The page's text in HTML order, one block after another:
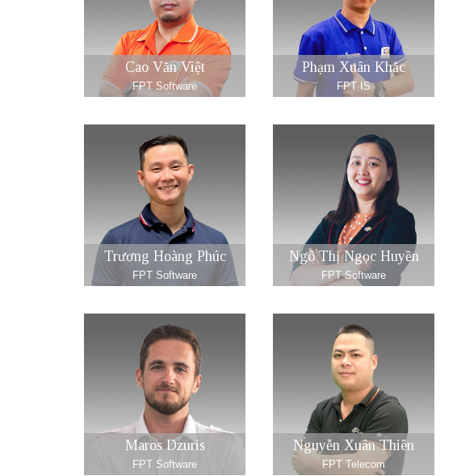
Cao Văn Việt
FPT Software
Phạm Xuân Khắc
FPT IS
Trương Hoàng Phúc
FPT Software
Ngô Thị Ngọc Huyền
FPT Software
Maros Dzuris
FPT Software
Nguyễn Xuân Thiên
FPT Telecom